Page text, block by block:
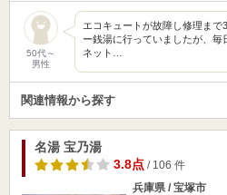
50代～
男性
エコキュートが故障し修理ま
ー銭湯に行っていましたが、
ネット…
関連情報から探す
名湯 宝乃湯
3.8点/ 106 件
兵庫県 / 宝塚市